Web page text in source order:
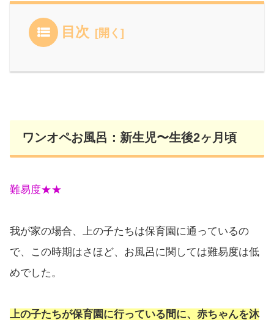
目次
ワンオペお風呂：新生児〜生後2ヶ月頃
難易度★★
我が家の場合、上の子たちは保育園に通っているの
で、この時期はさほど、お風呂に関しては難易度は低
めでした。
上の子たちが保育園に行っている間に、赤ちゃんを沐